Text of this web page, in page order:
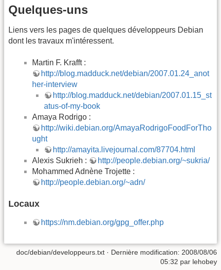
Quelques-uns
Liens vers les pages de quelques développeurs Debian
dont les travaux m'intéressent.
Martin F. Krafft :
http://blog.madduck.net/debian/2007.01.24_anot
her-interview
http://blog.madduck.net/debian/2007.01.15_st
atus-of-my-book
Amaya Rodrigo :
http://wiki.debian.org/AmayaRodrigoFoodForTho
ught
http://amayita.livejournal.com/87704.html
Alexis Sukrieh :
http://people.debian.org/~sukria/
Mohammed Adnène Trojette :
http://people.debian.org/~adn/
Locaux
https://nm.debian.org/gpg_offer.php
doc/debian/developpeurs.txt · Dernière modification: 2008/08/06
05:32 par lehobey